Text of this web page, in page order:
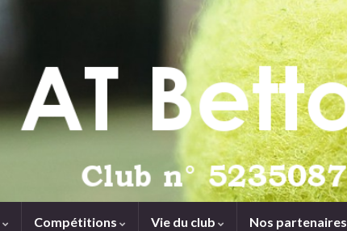
Compétitions Vie du club Nos partenaires